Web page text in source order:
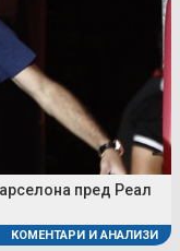
пред Реал
КОМЕНТАРИ И АНАЛИЗИ